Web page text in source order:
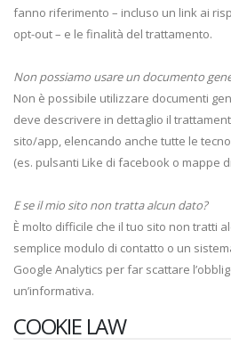
fanno riferimento – incluso un link ai
opt-out – e le finalità del trattamento.
Non possiamo usare un documento
Non è possibile utilizzare documenti
deve descrivere in dettaglio il
sito/app, elencando anche tutte le
(es. pulsanti Like di facebook o mappe
E se il mio sito non tratta alcun dato?
È molto difficile che il tuo sito non tratti
semplice modulo di contatto o un
Google Analytics per far scattare
un’informativa.
COOKIE LAW